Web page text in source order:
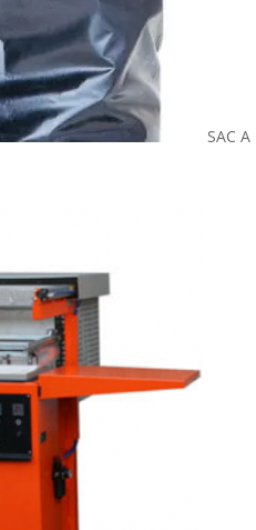
SAC A